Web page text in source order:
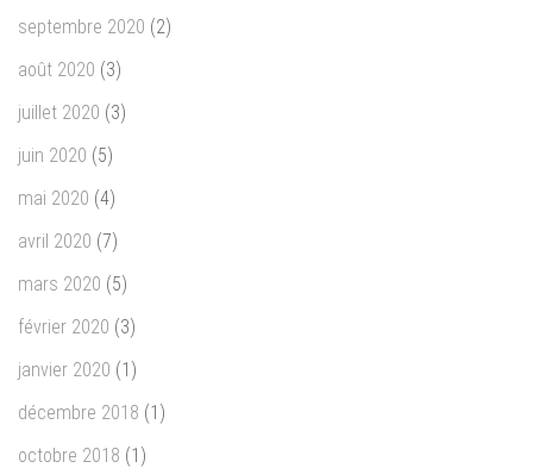
septembre 2020 (2)
août 2020 (3)
juillet 2020 (3)
juin 2020 (5)
mai 2020 (4)
avril 2020 (7)
mars 2020 (5)
février 2020 (3)
janvier 2020 (1)
décembre 2018 (1)
octobre 2018 (1)